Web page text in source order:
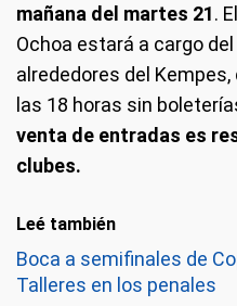
mañana del martes 21.
Ochoa estará a cargo
alrededores del
las 18 horas sin
venta de entradas es
clubes.
Leé también
Boca a semifinales de
Talleres en los penales